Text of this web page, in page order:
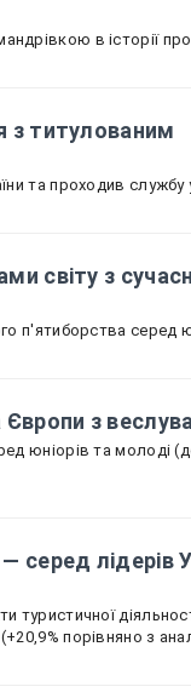
в історії
з титулованим
та проходив службу
світу з
п'ятиборства серед
з
юніорів та молоді
серед лідерів
туристичної
порівняно з